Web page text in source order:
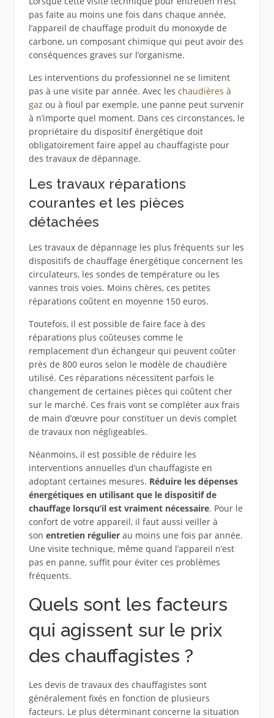
pas faite au moins une fois dans chaque année,
l’appareil de chauffage produit du monoxyde de
carbone, un composant chimique qui peut avoir des
conséquences graves sur l’organisme.
Les interventions du professionnel ne se limitent
pas à une visite par année. Avec les chaudières à
gaz ou à fioul par exemple, une panne peut survenir
à n’importe quel moment. Dans ces circonstances, le
propriétaire du dispositif énergétique doit
obligatoirement faire appel au chauffagiste pour
des travaux de dépannage.
Les travaux réparations
courantes et les pièces
détachées
Les travaux de dépannage les plus fréquents sur les
dispositifs de chauffage énergétique concernent les
circulateurs, les sondes de température ou les
vannes trois voies. Moins chères, ces petites
réparations coûtent en moyenne 150 euros.
Toutefois, il est possible de faire face à des
réparations plus coûteuses comme le
remplacement d’un échangeur qui peuvent coûter
près de 800 euros selon le modèle de chaudière
utilisé. Ces réparations nécessitent parfois le
changement de certaines pièces qui coûtent cher
sur le marché. Ces frais vont se compléter aux frais
de main d’œuvre pour constituer un devis complet
de travaux non négligeables.
Néanmoins, il est possible de réduire les
interventions annuelles d’un chauffagiste en
adoptant certaines mesures. Réduire les dépenses
énergétiques en utilisant que le dispositif de
chauffage lorsqu’il est vraiment nécessaire. Pour le
confort de votre appareil, il faut aussi veiller à
son entretien régulier au moins une fois par année.
Une visite technique, même quand l’appareil n’est
pas en panne, suffit pour éviter ces problèmes
fréquents.
Quels sont les facteurs
qui agissent sur le prix
des chauffagistes ?
Les devis de travaux des chauffagistes sont
généralement fixés en fonction de plusieurs
facteurs. Le plus déterminant concerne la situation